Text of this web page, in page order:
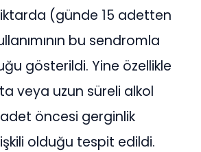
(günde 15 adetten
bu sendromla
gösterildi. Yine özellikle
veya uzun süreli alkol
öncesi gerginlik
olduğu tespit edildi.